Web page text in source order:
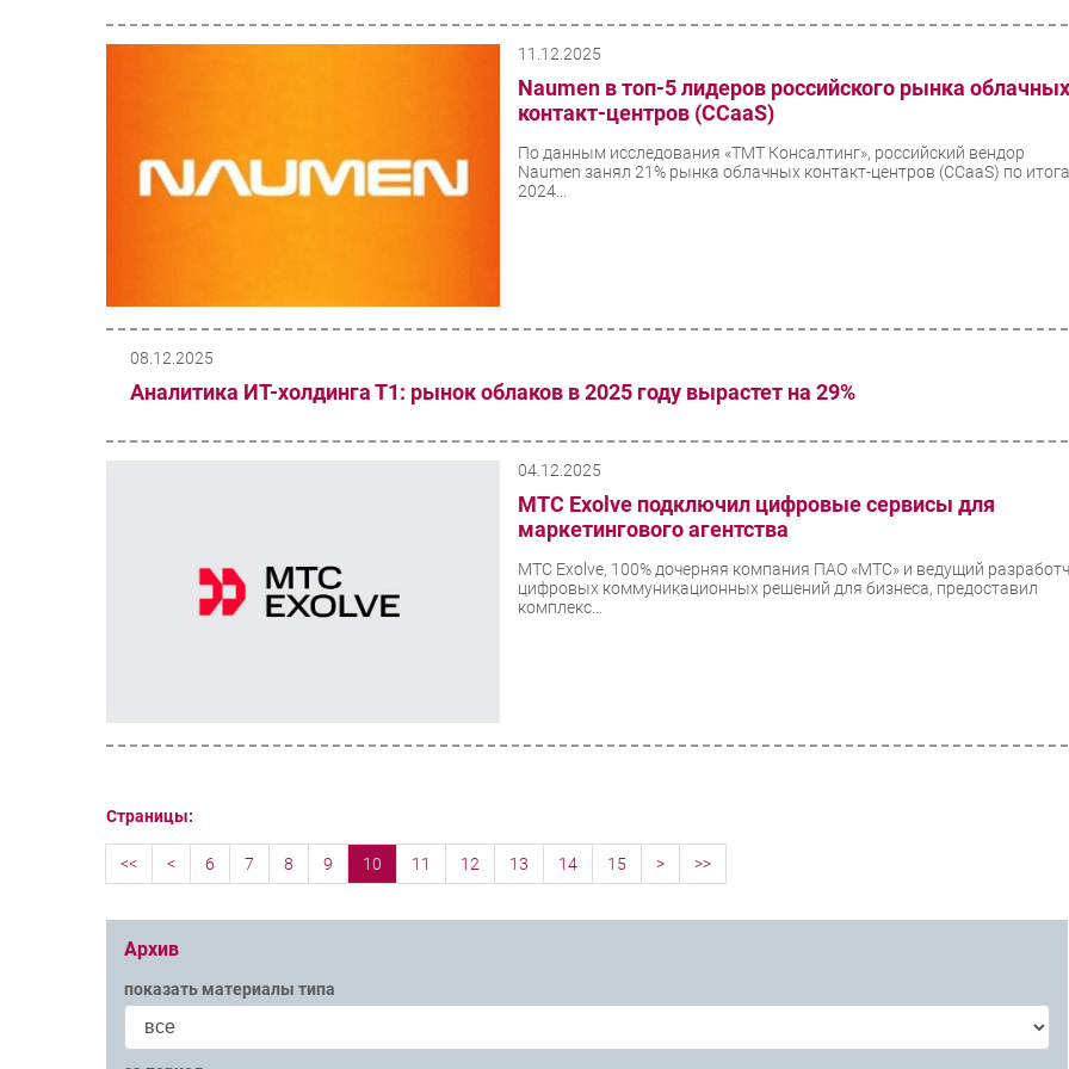
11.12.2025
Naumen в топ-5 лидеров российского рынка
контакт-центров (CCaaS)
По данным исследования «ТМТ Консалтинг», российский вендор
Naumen занял 21% рынка облачных контакт-центров (CCaaS) по
2024...
08.12.2025
Аналитика ИТ-холдинга Т1: рынок облаков в 2025 году вырастет на 29%
04.12.2025
МТС Exolve подключил цифровые сервисы для
маркетингового агентства
МТС Exolve, 100% дочерняя компания ПАО «МТС» и ведущий
цифровых коммуникационных решений для бизнеса, предоставил
комплекс...
Страницы:
<< < 6 7 8 9 10 11 12 13 14 15 > >>
Архив
показать материалы типа